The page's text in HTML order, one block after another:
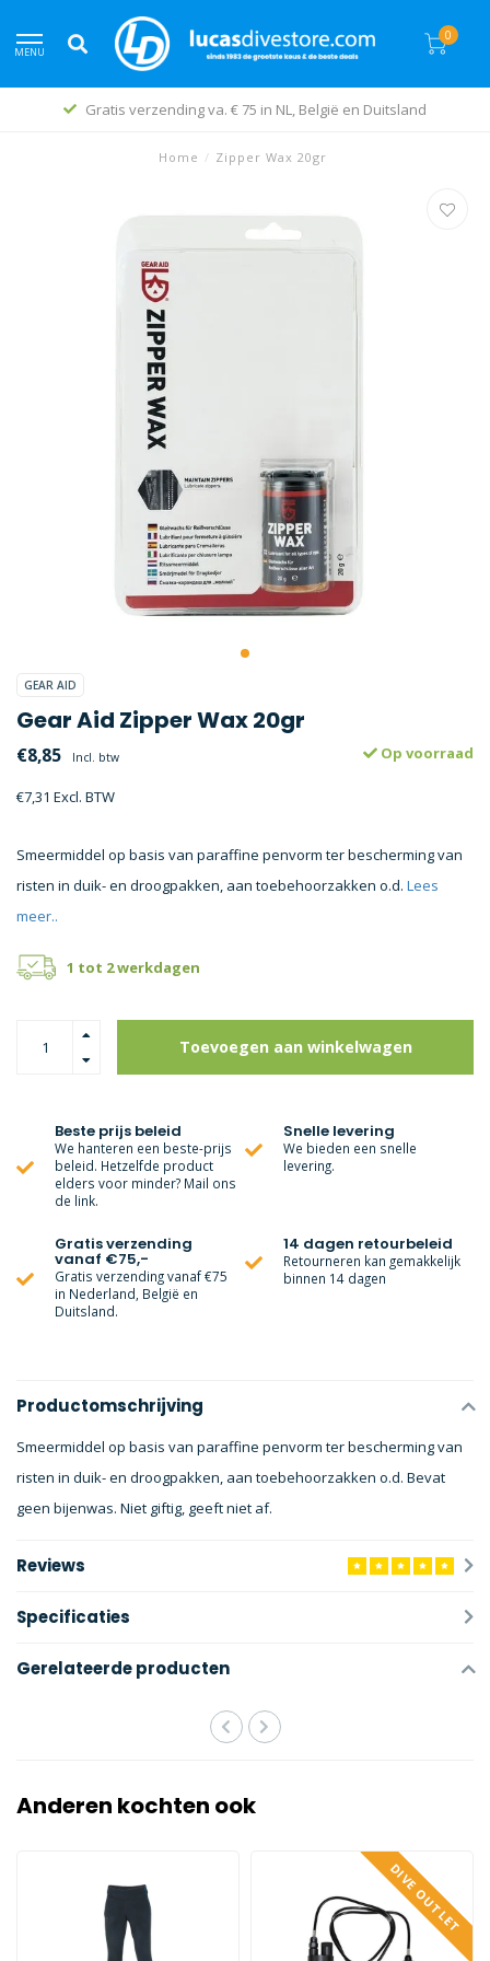
MENU
0
Gratis verzending va. € 75 in NL, België en Duitsland
Home / Zipper Wax 20gr
GEAR AID
Gear Aid Zipper Wax 20gr
€8,85 Incl. btw
€7,31 Excl. BTW
Op voorraad
Smeermiddel op basis van paraffine penvorm ter bescherming van
risten in duik- en droogpakken, aan toebehoorzakken o.d. Lees
meer..
1 tot 2 werkdagen
Toevoegen aan winkelwagen
Beste prijs beleid
We hanteren een beste-prijs
beleid. Hetzelfde product
elders voor minder? Mail ons
de link.
Snelle levering
We bieden een snelle
levering.
Gratis verzending
vanaf €75,-
Gratis verzending vanaf €75
in Nederland, België en
Duitsland.
14 dagen retourbeleid
Retourneren kan gemakkelijk
binnen 14 dagen
Productomschrijving
Smeermiddel op basis van paraffine penvorm ter bescherming van
risten in duik- en droogpakken, aan toebehoorzakken o.d. Bevat
geen bijenwas. Niet giftig, geeft niet af.
Reviews
Specificaties
Gerelateerde producten
Anderen kochten ook
DIVE OUTLET